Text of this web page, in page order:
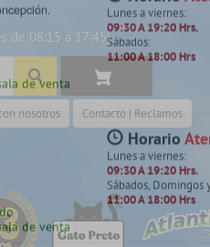
de 08:15 a 17:45)
nosotros Contacto | Reclamos
de venta
de venta
Horario
Lunes a viernes:
09:30 A 19:20 Hrs.
Sábados, Domingos y
11:00 A 18:00 Hrs